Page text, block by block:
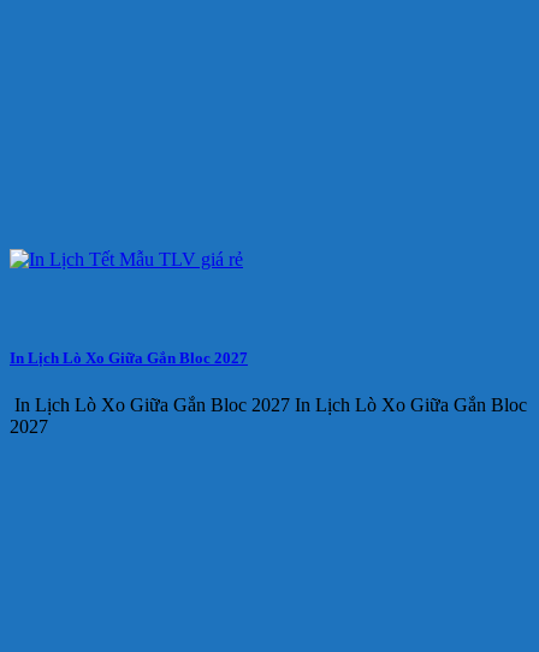
In Lịch Lò Xo Giữa Gắn Bloc 2027
In Lịch Lò Xo Giữa Gắn Bloc 2027 In Lịch Lò Xo Giữa Gắn Bloc
2027